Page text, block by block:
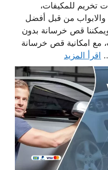
تخريم للمكيفات،
والابواب من قبل أفضل
قص خرسانة بدون
مع امكانية قص خرسانة
اقرأ المزيد